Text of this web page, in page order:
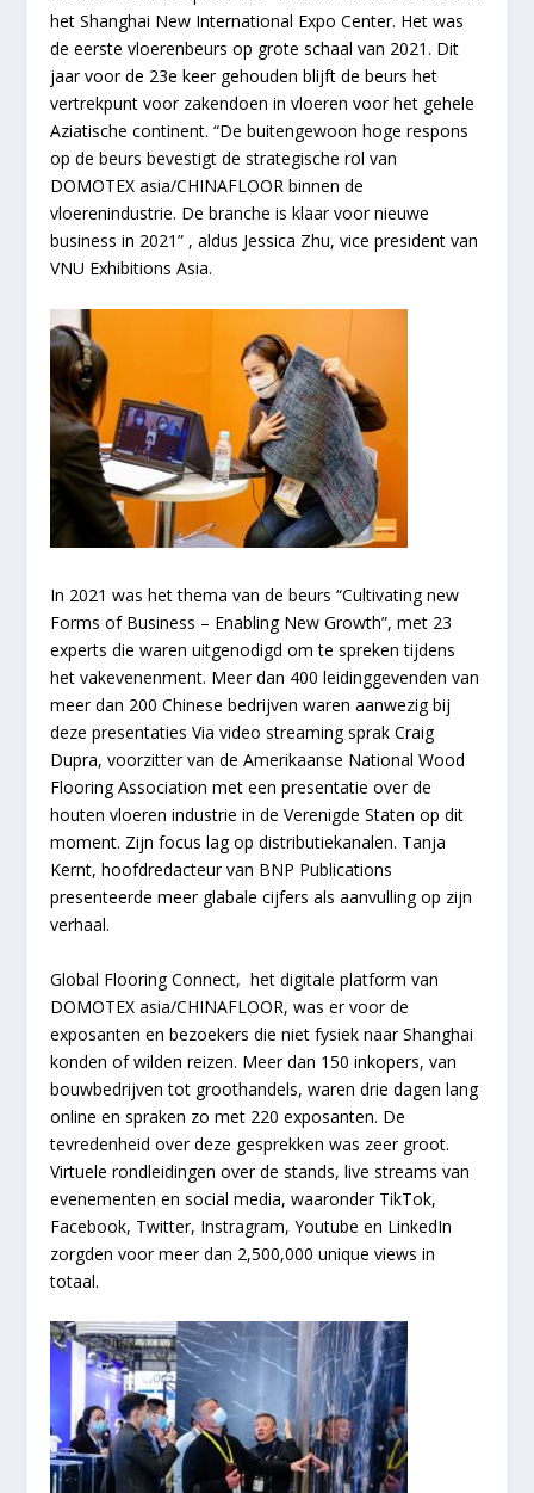
het Shanghai New International Expo Center. Het was
de eerste vloerenbeurs op grote schaal van 2021. Dit
jaar voor de 23e keer gehouden blijft de beurs het
vertrekpunt voor zakendoen in vloeren voor het gehele
Aziatische continent. “De buitengewoon hoge respons
op de beurs bevestigt de strategische rol van
DOMOTEX asia/CHINAFLOOR binnen de
vloerenindustrie. De branche is klaar voor nieuwe
business in 2021” , aldus Jessica Zhu, vice president van
VNU Exhibitions Asia.
In 2021 was het thema van de beurs “Cultivating new
Forms of Business – Enabling New Growth”, met 23
experts die waren uitgenodigd om te spreken tijdens
het vakevenenment. Meer dan 400 leidinggevenden van
meer dan 200 Chinese bedrijven waren aanwezig bij
deze presentaties Via video streaming sprak Craig
Dupra, voorzitter van de Amerikaanse National Wood
Flooring Association met een presentatie over de
houten vloeren industrie in de Verenigde Staten op dit
moment. Zijn focus lag op distributiekanalen. Tanja
Kernt, hoofdredacteur van BNP Publications
presenteerde meer glabale cijfers als aanvulling op zijn
verhaal.
Global Flooring Connect, het digitale platform van
DOMOTEX asia/CHINAFLOOR, was er voor de
exposanten en bezoekers die niet fysiek naar Shanghai
konden of wilden reizen. Meer dan 150 inkopers, van
bouwbedrijven tot groothandels, waren drie dagen lang
online en spraken zo met 220 exposanten. De
tevredenheid over deze gesprekken was zeer groot.
Virtuele rondleidingen over de stands, live streams van
evenementen en social media, waaronder TikTok,
Facebook, Twitter, Instragram, Youtube en LinkedIn
zorgden voor meer dan 2,500,000 unique views in
totaal.